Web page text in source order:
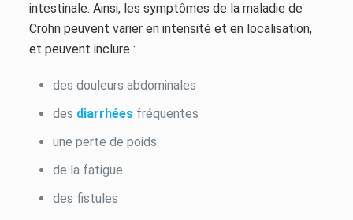
intestinale. Ainsi, les symptômes de la maladie de
Crohn peuvent varier en intensité et en localisation,
et peuvent inclure :
des douleurs abdominales
des diarrhéesfréquentes
une perte de poids
de la fatigue
des fistules